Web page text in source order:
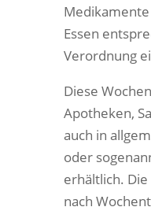
Essen
Verordnung
Diese
Apotheken,
auch in
oder
erhältlich.
nach